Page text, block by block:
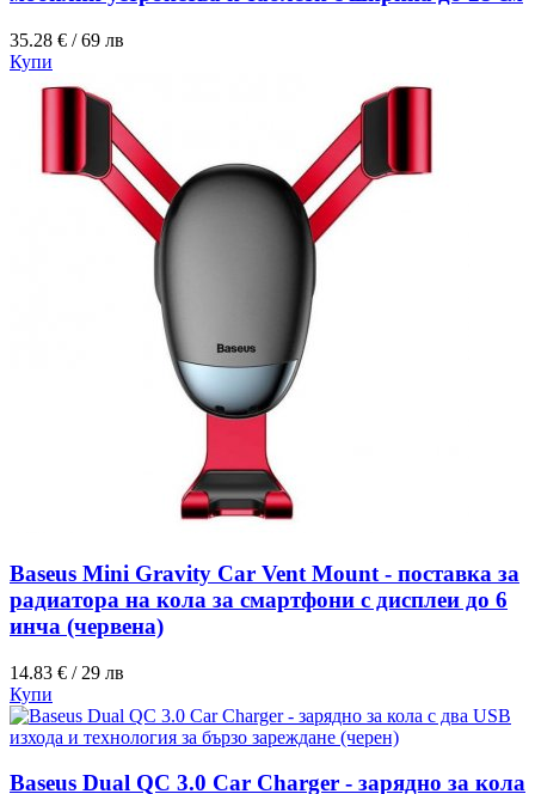
35.28 € / 69 лв
Купи
Baseus Mini Gravity Car Vent Mount - поставка за
радиатора на кола за смартфони с дисплеи до 6
инча (червена)
14.83 € / 29 лв
Купи
Baseus Dual QC 3.0 Car Charger - зарядно за кола